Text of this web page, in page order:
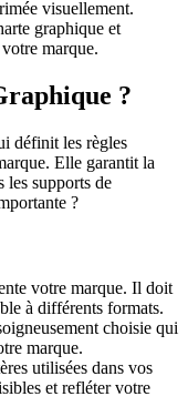
visuellement.
graphique et
marque.
?
définit les règles
Elle garantit la
les supports de
?
votre marque. Il doit
à différents formats.
choisie qui
marque.
utilisées dans vos
et refléter votre